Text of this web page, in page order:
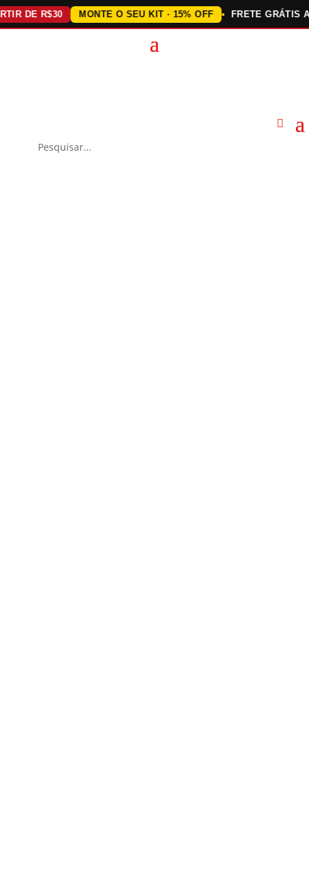
R$30 MONTE O SEU KIT · 15% OFF FRETE GRÁTIS